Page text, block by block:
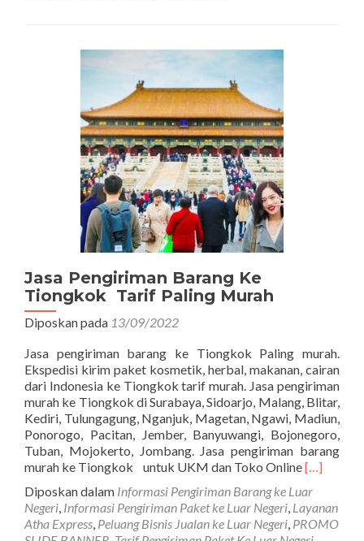
Jasa Pengiriman Barang Ke
Tiongkok Tarif Paling Murah
Diposkan pada 13/09/2022
Jasa pengiriman barang ke Tiongkok Paling murah.
Ekspedisi kirim paket kosmetik, herbal, makanan, cairan
dari Indonesia ke Tiongkok tarif murah. Jasa pengiriman
murah ke Tiongkok di Surabaya, Sidoarjo, Malang, Blitar,
Kediri, Tulungagung, Nganjuk, Magetan, Ngawi, Madiun,
Ponorogo, Pacitan, Jember, Banyuwangi, Bojonegoro,
Tuban, Mojokerto, Jombang. Jasa pengiriman barang
murah ke Tiongkok untuk UKM dan Toko OnlineRead
about
Jasa
[…]
Diposkan dalam Informasi Pengiriman Barang ke Luar
Negeri, Informasi Pengiriman Paket ke Luar Negeri, Layanan
Atha Express, Peluang Bisnis Jualan ke Luar Negeri, PROMO